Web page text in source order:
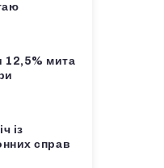
мита
із
справ